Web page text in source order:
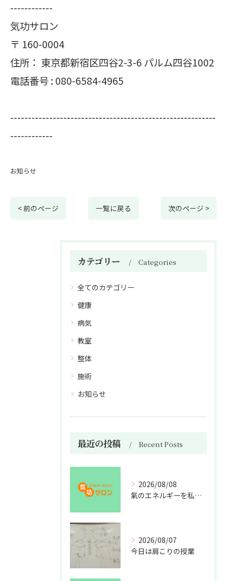
------------
気功サロン
〒 160-0004
住所： 東京都新宿区四谷2-3-6 パルム四谷1002
電話番号 : 080-6584-4965
----------------------------------------------------------
------------
お知らせ
< 前のページ 一覧に戻る 次のページ >
カテゴリー Categories
全てのカテゴリー
健康
病気
教室
整体
施術
お知らせ
最近の投稿 Recent Posts
2026/08/08
氣のエネルギーを私利私欲のために使うな
2026/08/07
今日は肩こりの授業